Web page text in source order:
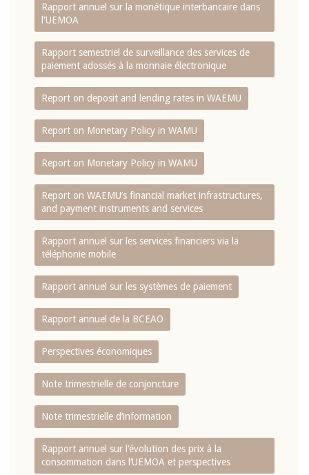
Rapport annuel sur la monétique interbancaire dans
l'UEMOA
Rapport semestriel de surveillance des services de
paiement adossés à la monnaie électronique
Report on deposit and lending rates in WAEMU
Report on Monetary Policy in WAMU
Report on Monetary Policy in WAMU
Report on WAEMU’s financial market infrastructures,
and payment instruments and services
Rapport annuel sur les services financiers via la
téléphonie mobile
Rapport annuel sur les systèmes de paiement
Rapport annuel de la BCEAO
Perspectives économiques
Note trimestrielle de conjoncture
Note trimestrielle d‘information
Rapport annuel sur l‘évolution des prix à la
consommation dans l‘UEMOA et perspectives